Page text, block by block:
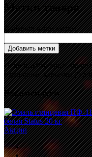
Метки товара
Добавьте ваши метки:
Добавить метки
Используйте пробелы
одинарные кавычки (')
Рекомендуем
Акции